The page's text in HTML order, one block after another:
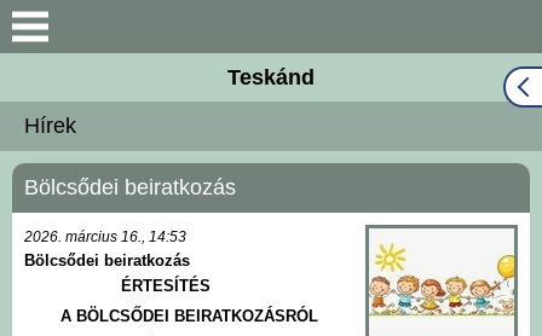
Keresés
Közös Önkormányzati
Hivatal
Naptár
Választási információk
Bemutatkozás
Teskánd
Hírek
Bölcsődei beiratkozás
2026. március 16., 14:53
Bölcsődei beiratkozás
ÉRTESÍTÉS
A BÖLCSŐDEI
BEIRATKOZÁSRÓL